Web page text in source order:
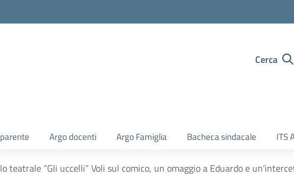
Cerca
Argo docenti Argo Famiglia Bacheca sindacale ITS
teatrale “Gli uccelli” Voli sul comico, un omaggio a Eduardo e